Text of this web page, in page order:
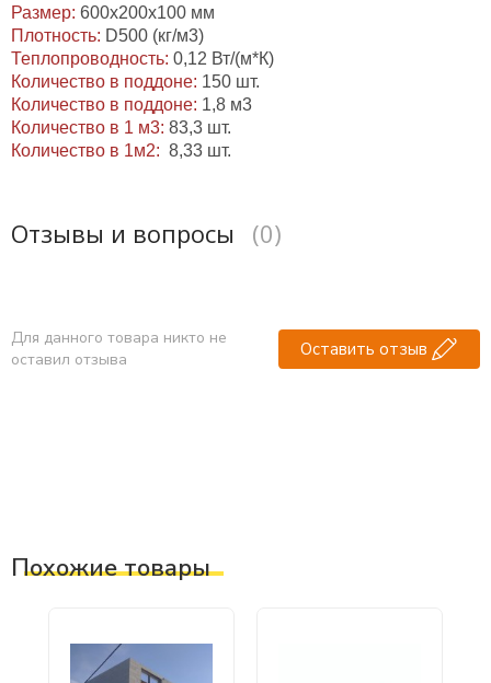
Размер: 600х200х100 мм
Плотность: D500 (кг/м3)
Теплопроводность: 0,12 Вт/(м*К)
Количество в поддоне: 150 шт.
Количество в поддоне: 1,8 м3
Количество в 1 м3: 83,3 шт.
Количество в 1м2: 8,33 шт.
Отзывы и вопросы (0)
Для данного товара никто не
оставил отзыва
Оставить отзыв
Похожие товары